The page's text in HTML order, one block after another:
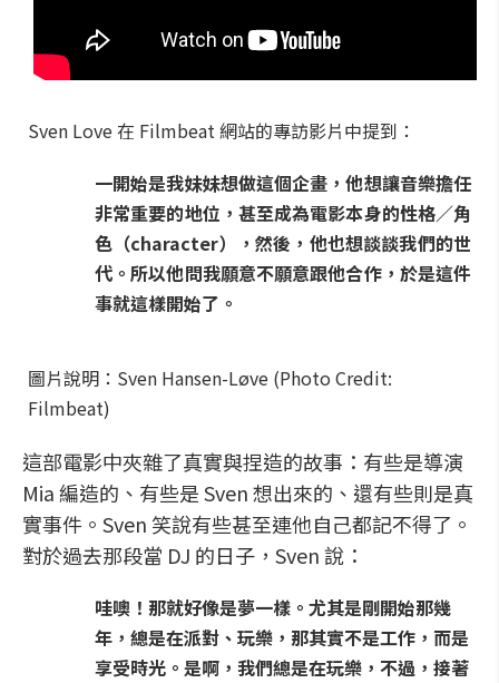
Sven Love 在 Filmbeat 網站的專訪影片中提到：
一開始是我妹妹想做這個企畫，他想讓音樂擔任
非常重要的地位，甚至成為電影本身的性格／角
色（character），然後，他也想談談我們的世
代。所以他問我願意不願意跟他合作，於是這件
事就這樣開始了。
圖片說明：Sven Hansen-Løve (Photo Credit:
Filmbeat)
這部電影中夾雜了真實與捏造的故事：有些是導演
Mia 編造的、有些是 Sven 想出來的、還有些則是真
實事件。Sven 笑說有些甚至連他自己都記不得了。
對於過去那段當 DJ 的日子，Sven 說：
哇噢！那就好像是夢一樣。尤其是剛開始那幾
年，總是在派對、玩樂，那其實不是工作，而是
享受時光。是啊，我們總是在玩樂，不過，接著